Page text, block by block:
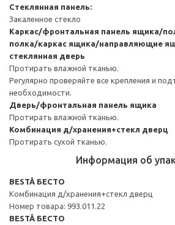
Стеклянная панель:
Закаленное стекло
Каркас/фронтальная панель ящика/
полка/каркас ящика/направляющие
стеклянная дверь
Протирать влажной тканью.
Регулярно проверяйте все крепления и
необходимости.
Дверь/фронтальная панель ящика
Протирать влажной тканью.
Комбинация д/хранения+стекл дверц
Протирать сухой тканью.
Информация об
BESTÅ БЕСТО
Комбинация д/хранения+стекл дверц
Номер товара: 993.011.22
BESTÅ БЕСТО